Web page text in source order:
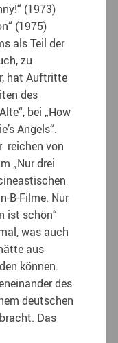
(1973)
(1975)
als Teil der
zu
hat Auftritte
des
bei „How
Angels“.
reichen von
„Nur drei
B-Filme. Nur
ist schön“
was auch
aus
können.
des
deutschen
Das